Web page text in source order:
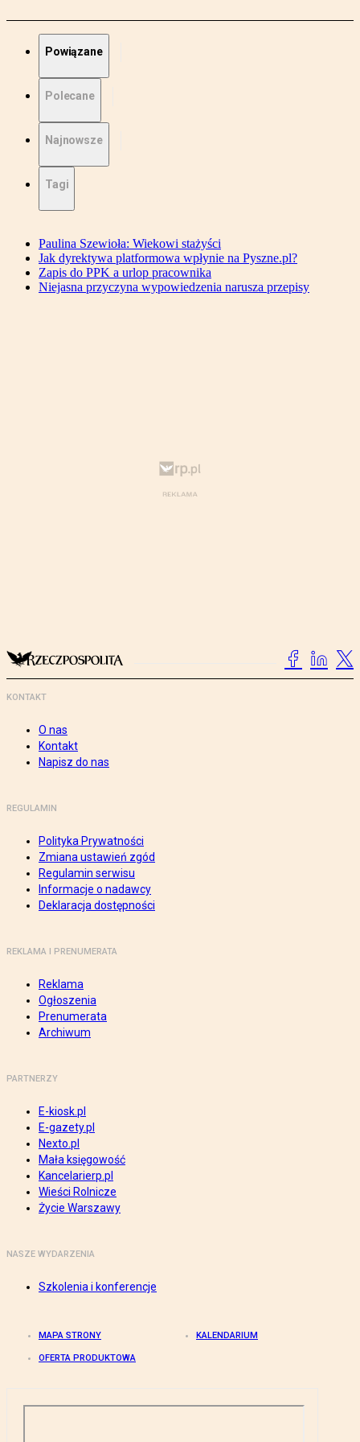
Powiązane
Polecane
Najnowsze
Tagi
Paulina Szewioła: Wiekowi stażyści
Jak dyrektywa platformowa wpłynie na Pyszne.pl?
Zapis do PPK a urlop pracownika
Niejasna przyczyna wypowiedzenia narusza przepisy
KONTAKT
O nas
Kontakt
Napisz do nas
REGULAMIN
Polityka Prywatności
Zmiana ustawień zgód
Regulamin serwisu
Informacje o nadawcy
Deklaracja dostępności
REKLAMA I PRENUMERATA
Reklama
Ogłoszenia
Prenumerata
Archiwum
PARTNERZY
E-kiosk.pl
E-gazety.pl
Nexto.pl
Mała księgowość
Kancelarierp.pl
Wieści Rolnicze
Życie Warszawy
NASZE WYDARZENIA
Szkolenia i konferencje
MAPA STRONY KALENDARIUM
OFERTA PRODUKTOWA